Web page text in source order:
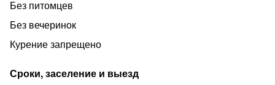
Без питомцев
Без вечеринок
Курение запрещено
Сроки, заселение и выезд